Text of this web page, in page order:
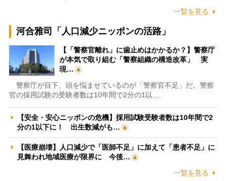
一覧を見る
河合雅司「人口減少ニッポンの活路」
【「警察官離れ」に歯止めはかかるか？】警察庁
が本気で取り組む「警察組織の構造改革」 実
現…
警察庁が目下、頭を悩ませているのが「警察官不足」だ。警察
官の採用試験の受験者数は10年間で2分の1以…
【安全・安心ニッポンの危機】採用試験受験者数は10年間で2
分の1以下に！ 出生数減がも…
【医療崩壊】人口減少で「医師不足」に加えて「患者不足」に
見舞われ地域医療が限界に 今後…
一覧を見る